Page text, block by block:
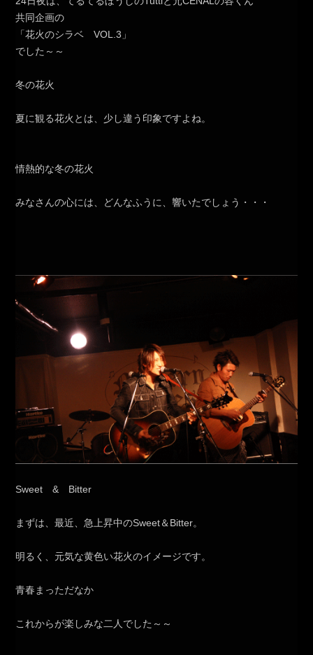
共同企画の
「花火のシラベ VOL.3」
でした～～
冬の花火
夏に観る花火とは、少し違う印象ですよね。
情熱的な冬の花火
みなさんの心には、どんなふうに、響いたでしょう・・・
Sweet & Bitter
まずは、最近、急上昇中のSweet＆Bitter。
明るく、元気な黄色い花火のイメージです。
青春まっただなか
これからが楽しみな二人でした～～